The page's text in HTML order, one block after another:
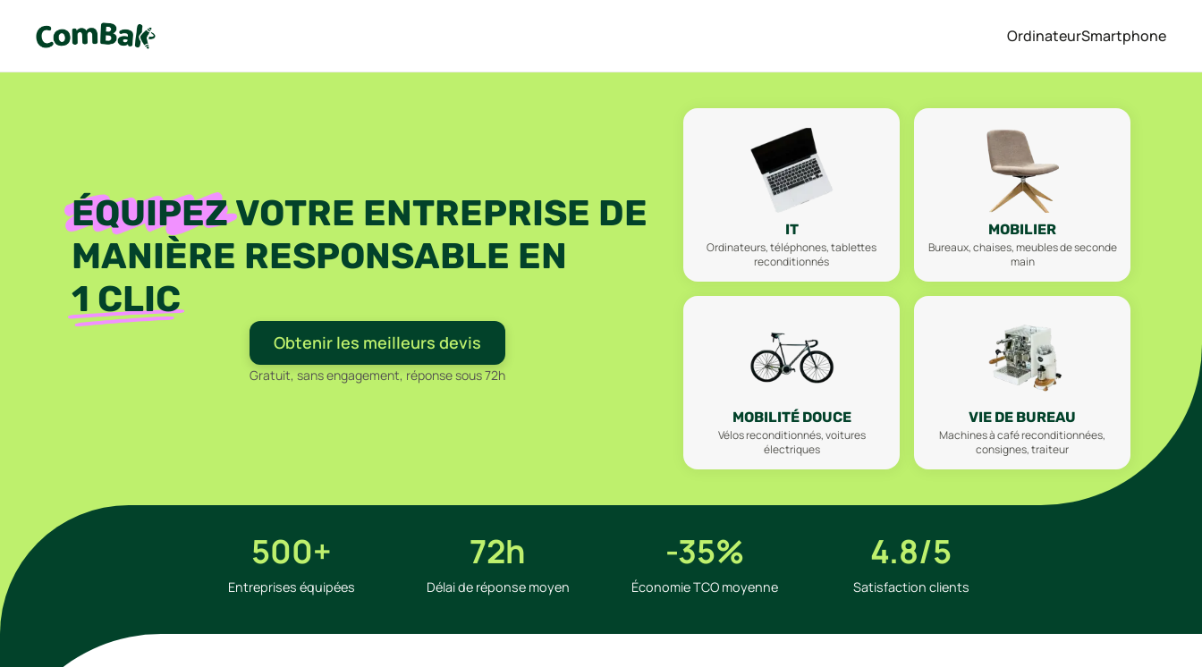
OrdinateurSmartphone
ÉQUIPEZVOTRE ENTREPRISE DE
MANIÈRE RESPONSABLE EN
1 CLIC
Obtenir les meilleurs devis
Gratuit, sans engagement, réponse sous 72h
IT
Ordinateurs, téléphones, tablettes
reconditionnés
MOBILIER
Bureaux, chaises, meubles de seconde
main
MOBILITÉ DOUCE
Vélos reconditionnés, voitures
électriques
VIE DE BUREAU
Machines à café reconditionnées,
consignes, traiteur
500+
Entreprises équipées
72h
Délai de réponse moyen
-35%
Économie TCO moyenne
4.8/5
Satisfaction clients